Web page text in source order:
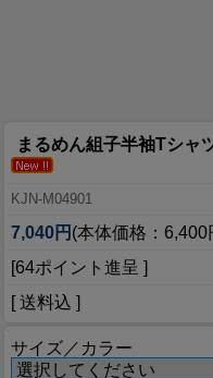
まるめん組子半袖Tシャ
KJN-M04901
7,040円 (本体価格：
[64ポイント進呈 ]
[ 送料込 ]
サイズ／カラー